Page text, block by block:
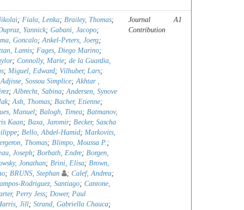
; Fiala, Lenka; Brailey, Thomas;
Yannick; Gabani, Jacopo;
Goncalo;Ankel-Peters, Joerg;
Lamis; Fages, Diego Marino;
; Connolly, Marie; de la Guardia,
; Miguel, Edward; Vilhuber, Lars;
Adjisse, Sossou Simplice;Akhtar ,
;Albrecht, Sabina;Andersen, Synove
;Ash, Thomas; Bacher, Etienne;
Manuel; Balogh, Timea; Batmanov,
Kaan; Baxa, Jaromir; Becker, Sascha
; Bello, Abdel-Hamid; Markovits,
Thomas; Blimpo, Moussa P. ;
Joseph; Borbath, Endre; Borgen,
Jonathan; Brini, Elisa; Brown,
; BRUNS, Stephan ; Calef, Andrea;
Rodriguez, Santiago; Cantone,
Perry Jess; Dower, Paul
Jill; Strand, Gabriella Chauca;
Journal
Contribution
A1